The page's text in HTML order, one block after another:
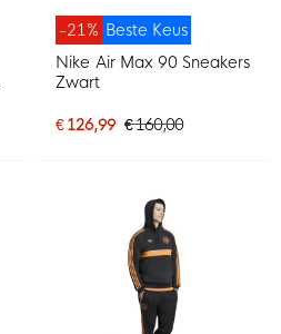
Beste Keus
-21%
Nike Air Max 90 Sneakers
Zwart
€ 126,99 € 160,00